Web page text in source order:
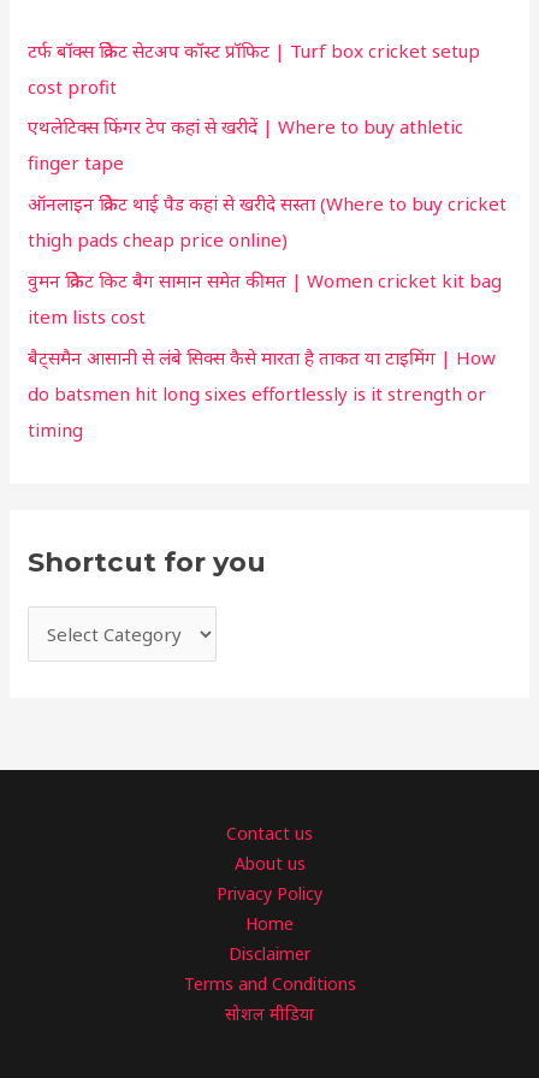
f
o
r
:
टर्फ बॉक्स क्रिकेट सेटअप कॉस्ट प्रॉफिट | Turf box cricket setup
cost profit
एथलेटिक्स फिंगर टेप कहां से खरीदें | Where to buy athletic
finger tape
ऑनलाइन क्रिकेट थाई पैड कहां से खरीदे सस्ता (Where to buy cricket
thigh pads cheap price online)
वुमन क्रिकेट किट बैग सामान समेत कीमत | Women cricket kit bag
item lists cost
बैट्समैन आसानी से लंबे सिक्स कैसे मारता है ताकत या टाइमिंग | How
do batsmen hit long sixes effortlessly is it strength or
timing
Shortcut for you
t
f
o
r
Contact us
About us
Privacy Policy
Home
Disclaimer
Terms and Conditions
सोशल मीडिया